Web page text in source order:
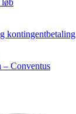
løb
kontingentbetaling
– Conventus